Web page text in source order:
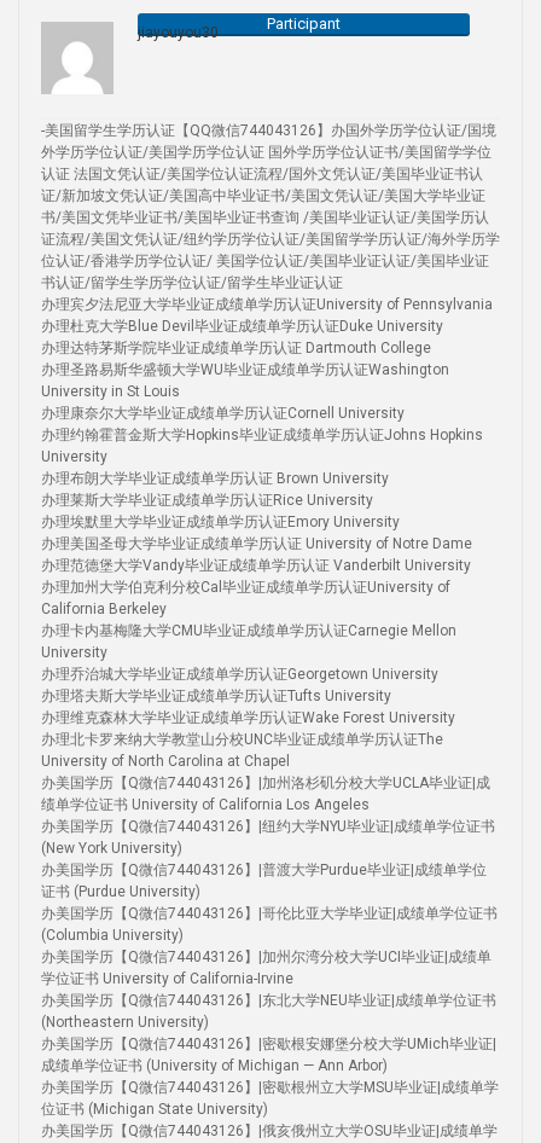
jiayouyou30 Participant
-美国留学生学历认证【QQ微信744043126】办国外学历学位认证/国境
外学历学位认证/美国学历学位认证 国外学历学位认证书/美国留学学位
认证 法国文凭认证/美国学位认证流程/国外文凭认证/美国毕业证书认
证/新加坡文凭认证/美国高中毕业证书/美国文凭认证/美国大学毕业证
书/美国文凭毕业证书/美国毕业证书查询 /美国毕业证认证/美国学历认
证流程/美国文凭认证/纽约学历学位认证/美国留学学历认证/海外学历学
位认证/香港学历学位认证/ 美国学位认证/美国毕业证认证/美国毕业证
书认证/留学生学历学位认证/留学生毕业证认证
办理宾夕法尼亚大学毕业证成绩单学历认证University of Pennsylvania
办理杜克大学Blue Devil毕业证成绩单学历认证Duke University
办理达特茅斯学院毕业证成绩单学历认证 Dartmouth College
办理圣路易斯华盛顿大学WU毕业证成绩单学历认证Washington
University in St Louis
办理康奈尔大学毕业证成绩单学历认证Cornell University
办理约翰霍普金斯大学Hopkins毕业证成绩单学历认证Johns Hopkins
University
办理布朗大学毕业证成绩单学历认证 Brown University
办理莱斯大学毕业证成绩单学历认证Rice University
办理埃默里大学毕业证成绩单学历认证Emory University
办理美国圣母大学毕业证成绩单学历认证 University of Notre Dame
办理范德堡大学Vandy毕业证成绩单学历认证 Vanderbilt University
办理加州大学伯克利分校Cal毕业证成绩单学历认证University of
California Berkeley
办理卡内基梅隆大学CMU毕业证成绩单学历认证Carnegie Mellon
University
办理乔治城大学毕业证成绩单学历认证Georgetown University
办理塔夫斯大学毕业证成绩单学历认证Tufts University
办理维克森林大学毕业证成绩单学历认证Wake Forest University
办理北卡罗来纳大学教堂山分校UNC毕业证成绩单学历认证The
University of North Carolina at Chapel
办美国学历【Q微信744043126】|加州洛杉矶分校大学UCLA毕业证|成
绩单学位证书 University of California Los Angeles
办美国学历【Q微信744043126】|纽约大学NYU毕业证|成绩单学位证书
(New York University)
办美国学历【Q微信744043126】|普渡大学Purdue毕业证|成绩单学位
证书 (Purdue University)
办美国学历【Q微信744043126】|哥伦比亚大学毕业证|成绩单学位证书
(Columbia University)
办美国学历【Q微信744043126】|加州尔湾分校大学UCI毕业证|成绩单
学位证书 University of California-Irvine
办美国学历【Q微信744043126】|东北大学NEU毕业证|成绩单学位证书
(Northeastern University)
办美国学历【Q微信744043126】|密歇根安娜堡分校大学UMich毕业证|
成绩单学位证书 (University of Michigan — Ann Arbor)
办美国学历【Q微信744043126】|密歇根州立大学MSU毕业证|成绩单学
位证书 (Michigan State University)
办美国学历【Q微信744043126】|俄亥俄州立大学OSU毕业证|成绩单学